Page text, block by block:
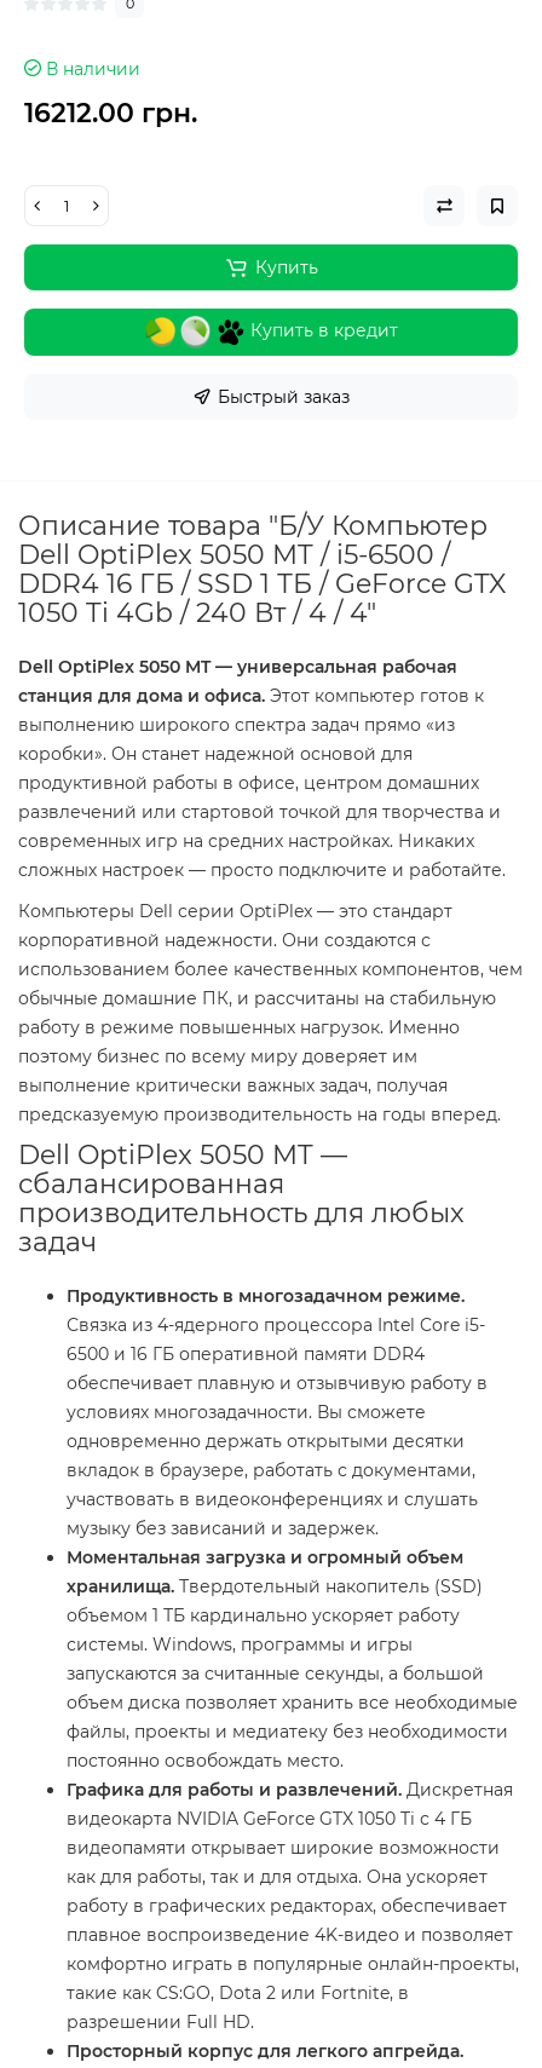
0
В наличии
16212.00 грн.
Купить
Купить в кредит
Быстрый заказ
Описание товара "Б/У Компьютер
Dell OptiPlex 5050 MT / i5-6500 /
DDR4 16 ГБ / SSD 1 ТБ / GeForce GTX
1050 Ti 4Gb / 240 Вт / 4 / 4"
Dell OptiPlex 5050 MT — универсальная рабочая
станция для дома и офиса. Этот компьютер готов к
выполнению широкого спектра задач прямо «из
коробки». Он станет надежной основой для
продуктивной работы в офисе, центром домашних
развлечений или стартовой точкой для творчества и
современных игр на средних настройках. Никаких
сложных настроек — просто подключите и работайте.
Компьютеры Dell серии OptiPlex — это стандарт
корпоративной надежности. Они создаются с
использованием более качественных компонентов, чем
обычные домашние ПК, и рассчитаны на стабильную
работу в режиме повышенных нагрузок. Именно
поэтому бизнес по всему миру доверяет им
выполнение критически важных задач, получая
предсказуемую производительность на годы вперед.
Dell OptiPlex 5050 MT —
сбалансированная
производительность для любых
задач
Продуктивность в многозадачном режиме.
Связка из 4-ядерного процессора Intel Core i5-
6500 и 16 ГБ оперативной памяти DDR4
обеспечивает плавную и отзывчивую работу в
условиях многозадачности. Вы сможете
одновременно держать открытыми десятки
вкладок в браузере, работать с документами,
участвовать в видеоконференциях и слушать
музыку без зависаний и задержек.
Моментальная загрузка и огромный объем
хранилища. Твердотельный накопитель (SSD)
объемом 1 ТБ кардинально ускоряет работу
системы. Windows, программы и игры
запускаются за считанные секунды, а большой
объем диска позволяет хранить все необходимые
файлы, проекты и медиатеку без необходимости
постоянно освобождать место.
Графика для работы и развлечений. Дискретная
видеокарта NVIDIA GeForce GTX 1050 Ti с 4 ГБ
видеопамяти открывает широкие возможности
как для работы, так и для отдыха. Она ускоряет
работу в графических редакторах, обеспечивает
плавное воспроизведение 4K-видео и позволяет
комфортно играть в популярные онлайн-проекты,
такие как CS:GO, Dota 2 или Fortnite, в
разрешении Full HD.
Просторный корпус для легкого апгрейда.